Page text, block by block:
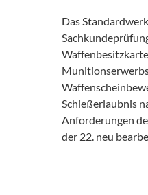
Das
Schießerlaubnis
Anforderungen
der 22. neu